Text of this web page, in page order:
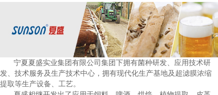
宁夏夏盛实业集团有限公司集团下拥有菌种研发、应用技术研
发、技术服务及生产技术中心，拥有现代化生产基地及超滤膜浓缩
提取等生产设备、工艺。